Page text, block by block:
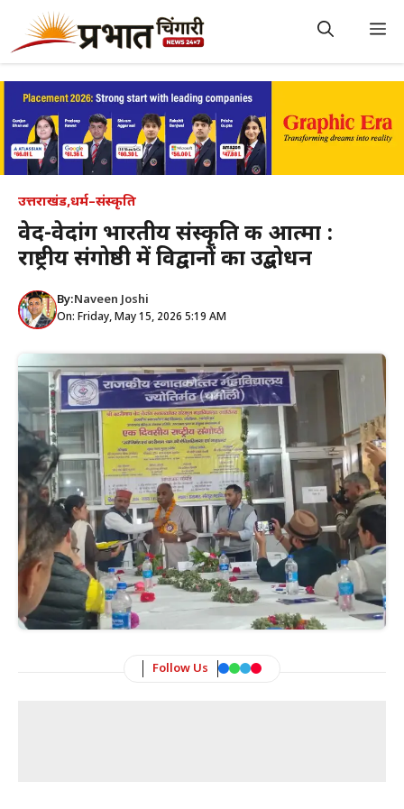
content
उत्तराखंड,धर्म–संस्कृति
वेद-वेदांग भारतीय संस्कृति की आत्मा :
राष्ट्रीय संगोष्ठी में विद्वानों का उद्बोधन
By:Naveen Joshi
On: Friday, May 15, 2026 5:19 AM
Follow Us